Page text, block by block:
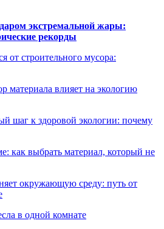
экстремальной жары:
рекорды
от строительного мусора:
материала влияет на экологию
шаг к здоровой экологии: почему
как выбрать материал, который не
окружающую среду: путь от
в одной комнате